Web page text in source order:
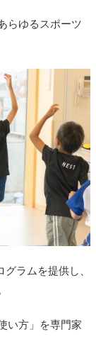
らゆるスポーツ
ラムを提供し、
い方」を専門家